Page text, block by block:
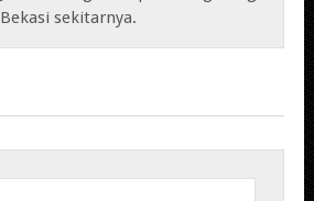
Bekasi sekitarnya.